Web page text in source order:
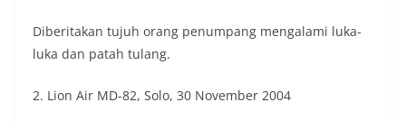
Diberitakan tujuh orang penumpang mengalami luka-
luka dan patah tulang.
2. Lion Air MD-82, Solo, 30 November 2004